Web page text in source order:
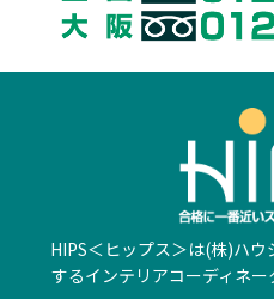
東京・大阪・名古屋・横浜・大
・2026/07/16 更新
2026年度2次試験対応「2次試
受講生募集中！＜Eラーニング
・2026/07/07 更新
【ホームステージャー】
「ホーム インテリア1級認定
オンライン＞
HIPS＜ヒップス＞は(株)ハ
するインテリアコーディネー